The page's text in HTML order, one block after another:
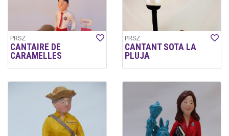
PRSZ
CANTAIRE DE
CARAMELLES
PRSZ
CANTANT SOTA LA
PLUJA